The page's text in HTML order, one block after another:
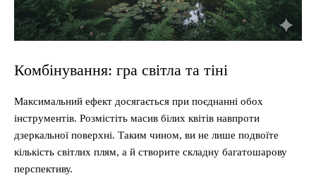
Комбінування: гра світла та тіні
Максимальний ефект досягається при поєднанні обох
інструментів. Розмістіть масив білих квітів навпроти
дзеркальної поверхні. Таким чином, ви не лише подвоїте
кількість світлих плям, а й створите складну багатошарову
перспективу.